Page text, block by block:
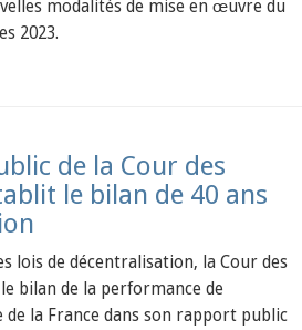
modalités de mise en œuvre du
2023.
de la Cour des
le bilan de 40 ans
lois de décentralisation, la Cour des
bilan de la performance de
la France dans son rapport public